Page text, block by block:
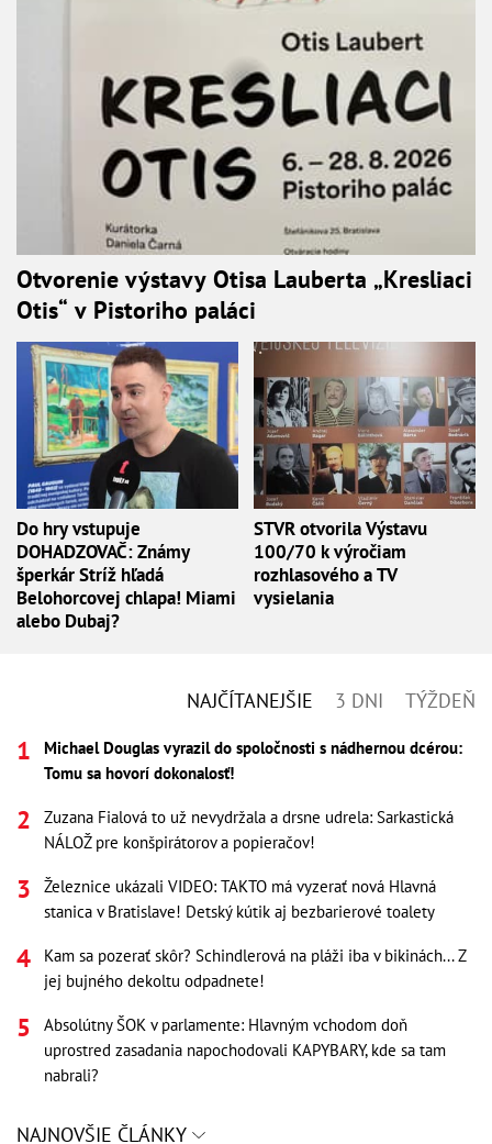
Otvorenie výstavy Otisa Lauberta „Kresliaci
Otis“ v Pistoriho paláci
Do hry vstupuje
DOHADZOVAČ: Známy
šperkár Stríž hľadá
Belohorcovej chlapa! Miami
alebo Dubaj?
STVR otvorila Výstavu
100/70 k výročiam
rozhlasového a TV
vysielania
NAJČÍTANEJŠIE 3 DNI TÝŽDEŇ
Michael Douglas vyrazil do spoločnosti s nádhernou dcérou:
Tomu sa hovorí dokonalosť!
Zuzana Fialová to už nevydržala a drsne udrela: Sarkastická
NÁLOŽ pre konšpirátorov a popieračov!
Železnice ukázali VIDEO: TAKTO má vyzerať nová Hlavná
stanica v Bratislave! Detský kútik aj bezbarierové toalety
Kam sa pozerať skôr? Schindlerová na pláži iba v bikinách... Z
jej bujného dekoltu odpadnete!
Absolútny ŠOK v parlamente: Hlavným vchodom doň
uprostred zasadania napochodovali KAPYBARY, kde sa tam
nabrali?
NAJNOVŠIE ČLÁNKY